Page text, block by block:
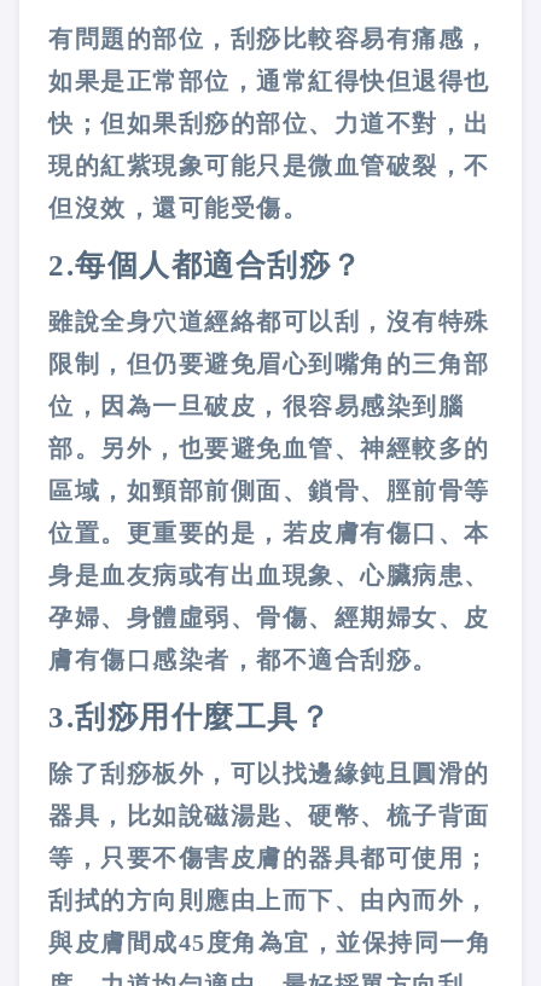
有問題的部位，刮痧比較容易有痛感，
如果是正常部位，通常紅得快但退得也
快；但如果刮痧的部位、力道不對，出
現的紅紫現象可能只是微血管破裂，不
但沒效，還可能受傷。
2.每個人都適合刮痧？
雖說全身穴道經絡都可以刮，沒有特殊
限制，但仍要避免眉心到嘴角的三角部
位，因為一旦破皮，很容易感染到腦
部。另外，也要避免血管、神經較多的
區域，如頸部前側面、鎖骨、脛前骨等
位置。更重要的是，若皮膚有傷口、本
身是血友病或有出血現象、心臟病患、
孕婦、身體虛弱、骨傷、經期婦女、皮
膚有傷口感染者，都不適合刮痧。
3.刮痧用什麼工具？
除了刮痧板外，可以找邊緣鈍且圓滑的
器具，比如說磁湯匙、硬幣、梳子背面
等，只要不傷害皮膚的器具都可使用；
刮拭的方向則應由上而下、由內而外，
與皮膚間成45度角為宜，並保持同一角